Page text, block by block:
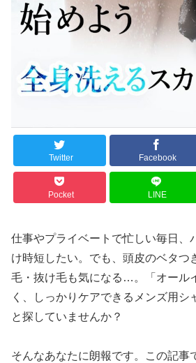
Twitter Facebook
Pocket LINE
仕事やプライベートで忙しい毎日、
け時短したい。でも、頭皮のベタつ
毛・抜け毛も気になる…。「オール
く、しっかりケアできるメンズ用シ
と探していませんか？
そんなあなたに朗報です。この記事